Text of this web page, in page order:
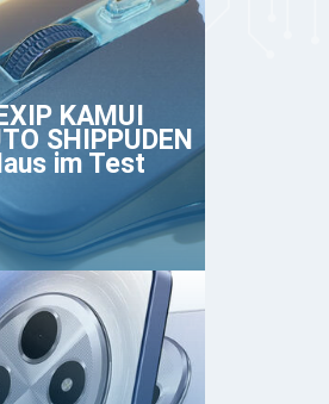
KAMUI
SHIPPUDEN
im Test